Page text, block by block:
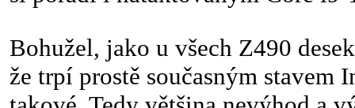
Bohužel, jako u všech Z490
že trpí prostě současným stavem